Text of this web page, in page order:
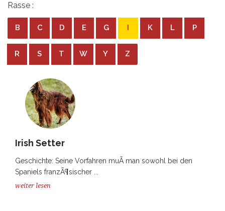
Rasse :
B C D E G I K L P
R S T W Y Z
Irish Setter
Geschichte: Seine Vorfahren muÃ man sowohl bei den
Spaniels franzÃ¶sischer ...
weiter lesen